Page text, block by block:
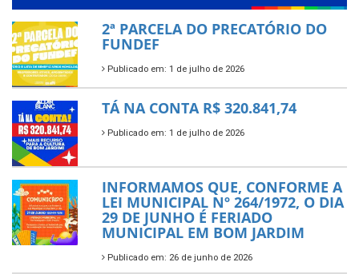
2ª PARCELA DO PRECATÓRIO DO
FUNDEF
Publicado em: 1 de julho de 2026
TÁ NA CONTA R$ 320.841,74
Publicado em: 1 de julho de 2026
INFORMAMOS QUE, CONFORME A
LEI MUNICIPAL Nº 264/1972, O DIA
29 DE JUNHO É FERIADO
MUNICIPAL EM BOM JARDIM
Publicado em: 26 de junho de 2026